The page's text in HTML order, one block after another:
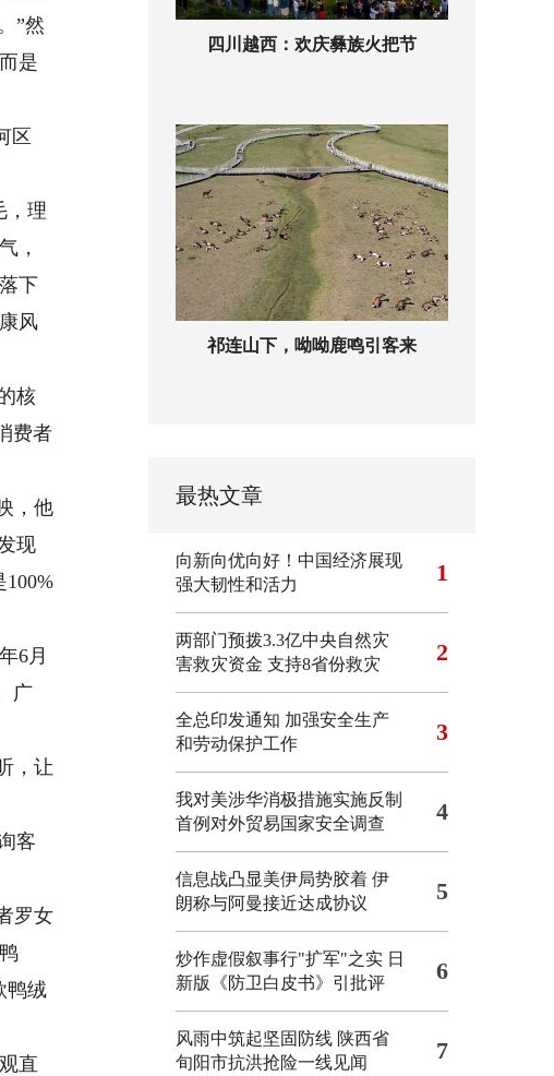
”然
是
区
，理
，
下
风
核
费者
，他
现
6月
广
，让
客
罗女
鸭绒
直
四川越西：欢庆彝族火把节
祁连山下，呦呦鹿鸣引客来
最热文章
向新向优向好！中国经济展现
强大韧性和活力
1
两部门预拨3.3亿中央自然灾
害救灾资金 支持8省份救灾
2
全总印发通知 加强安全生产
和劳动保护工作
3
我对美涉华消极措施实施反制
首例对外贸易国家安全调查
4
信息战凸显美伊局势胶着 伊
朗称与阿曼接近达成协议
5
炒作虚假叙事行"扩军"之实 日
新版《防卫白皮书》引批评
6
风雨中筑起坚固防线 陕西省
旬阳市抗洪抢险一线见闻
7